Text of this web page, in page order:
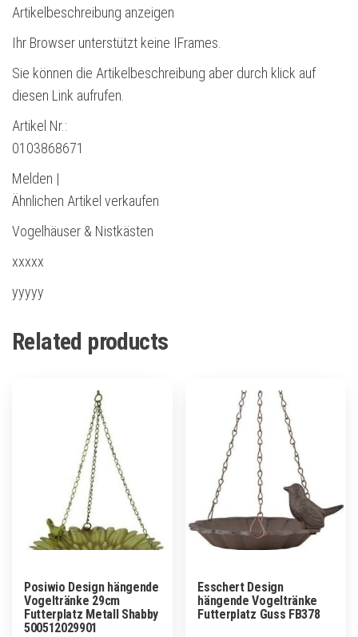
Artikelbeschreibung anzeigen
Ihr Browser unterstützt keine IFrames.
Sie können die Artikelbeschreibung aber durch klick auf
diesen Link aufrufen.
Artikel Nr.:
0103868671
Melden |
Ähnlichen Artikel verkaufen
Vogelhäuser & Nistkästen
xxxxx
yyyyy
Related products
Posiwio Design hängende
Vogeltränke 29cm
Futterplatz Metall Shabby
500512029901
Esschert Design
hängende Vogeltränke
Futterplatz Guss FB378